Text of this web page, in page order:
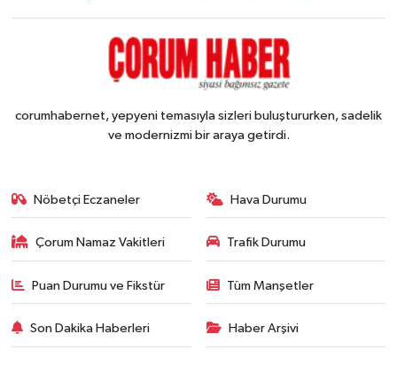
corumhabernet, yepyeni temasıyla sizleri buluştururken, sadelik
ve modernizmi bir araya getirdi.
Nöbetçi Eczaneler Hava Durumu
Çorum Namaz Vakitleri Trafik Durumu
Puan Durumu ve Fikstür Tüm Manşetler
Son Dakika Haberleri Haber Arşivi